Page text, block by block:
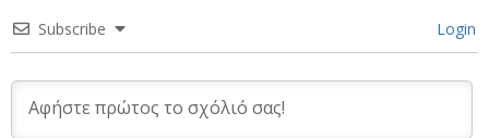
Subscribe Login